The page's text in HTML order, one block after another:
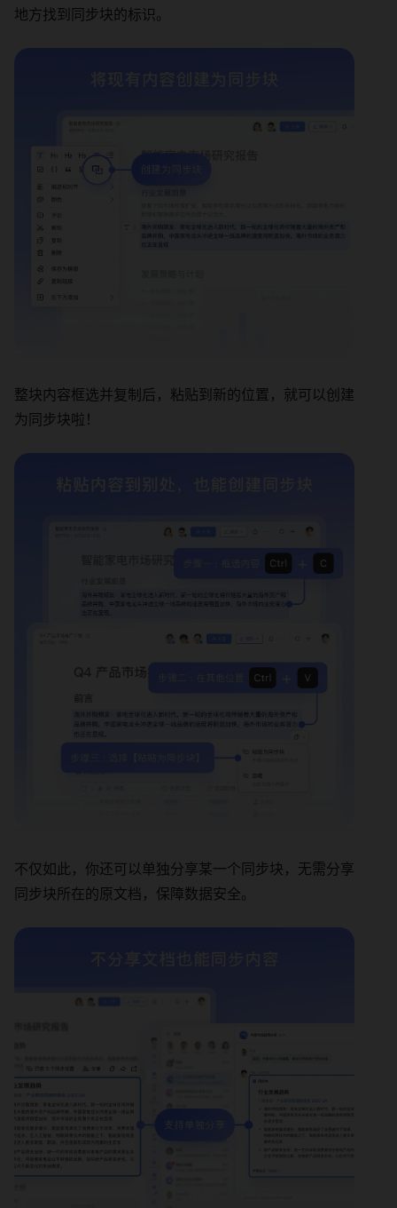
地方找到同步块的标识。
整块内容框选并复制后，粘贴到新的位置，就可以创建
为同步块啦！
不仅如此，你还可以单独分享某一个同步块，无需分享
同步块所在的原文档，保障数据安全。